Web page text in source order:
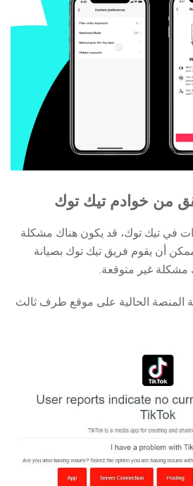
في تيك توك، قد يكون هناك مشكلة
أن يقوم فريق تيك توك بصيانة
مشكلة غير متوقعة.
المنصة الحالية على موقع طرف ثالث